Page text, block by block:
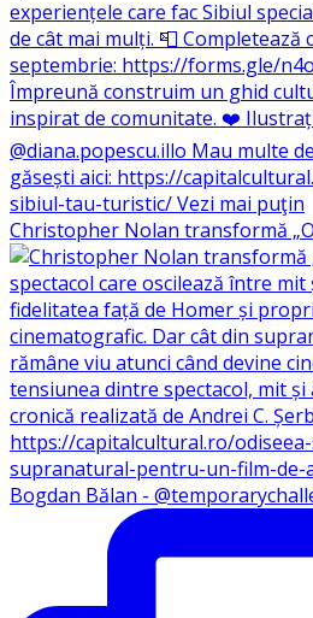
Christopher Nolan transformă
Bogdan Bălan -